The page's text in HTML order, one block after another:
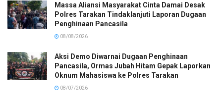
Massa Aliansi Masyarakat Cinta Damai Desak
Polres Tarakan Tindaklanjuti Laporan Dugaan
Penghinaan Pancasila
08/08/2026
Aksi Demo Diwarnai Dugaan Penghinaan
Pancasila, Ormas Jubah Hitam Gepak Laporkan
Oknum Mahasiswa ke Polres Tarakan
08/07/2026